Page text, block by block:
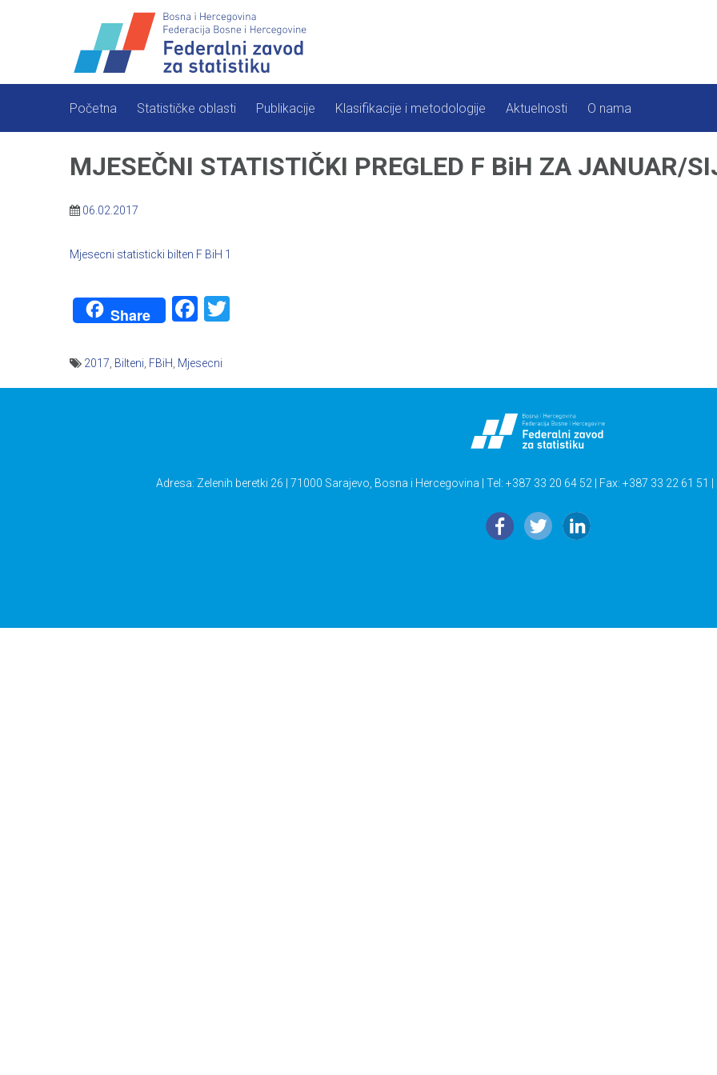
Početna Statističke oblasti Publikacije Klasifikacije i metodologije Aktuelnosti O nama
MJESEČNI STATISTIČKI PREGLED F BiH ZA JANUAR/
06.02.2017
Mjesecni statisticki bilten F BiH 1
Share Facebook
2017 Bilteni FBiH Mjesecni
Adresa: Zelenih beretki 26 | 71000 Sarajevo, Bosna i Hercegovina | Tel: +387 33 20 64 52 | Fax: +387 33 22 61 51 |